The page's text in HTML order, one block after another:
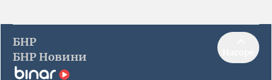
БНР
БНР Новини